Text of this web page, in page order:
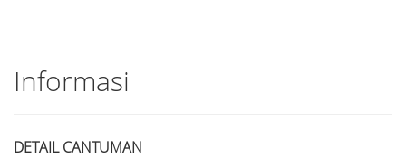
Informasi
DETAIL CANTUMAN